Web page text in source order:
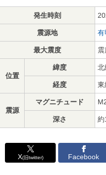
発生時刻
震源地 有
最大震度 震
位置
緯度 北
経度 東
震源
マグニチュード
深さ 約
X(旧twitter) Facebook